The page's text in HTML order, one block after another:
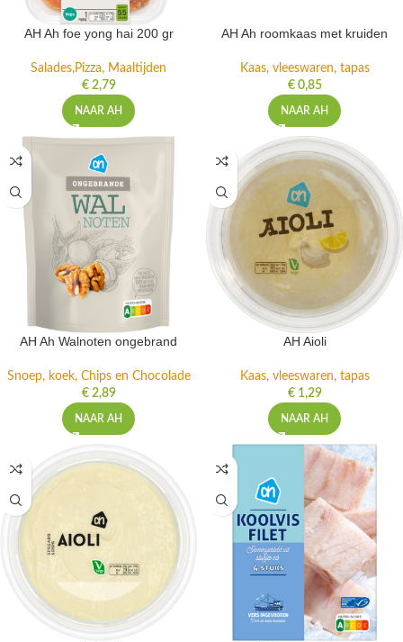
AH Ah foe yong hai 200 gr
Salades,Pizza, Maaltijden
€2,79
NAAR AH
AH Ah roomkaas met kruiden
Kaas, vleeswaren, tapas
€0,85
NAAR AH
AH Ah Walnoten ongebrand
Snoep, koek, Chips en Chocolade
€2,89
NAAR AH
AH Aioli
Kaas, vleeswaren, tapas
€1,29
NAAR AH